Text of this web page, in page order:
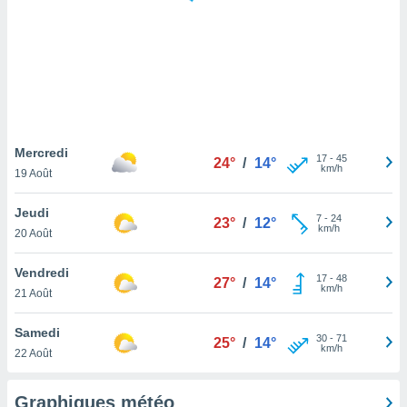
notre
que
et que
Mercredi
19 Août
24° / 14° 17- 45
km/h
Jeudi
20 Août
23° / 12° 7- 24
km/h
Vendredi
21 Août
27° / 14° 17- 48
km/h
Samedi
22 Août
25° / 14° 30- 71
km/h
Graphiques météo